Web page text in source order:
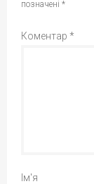
позначені *
Коментар *
Ім'я